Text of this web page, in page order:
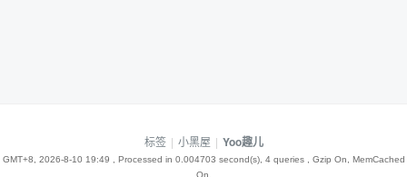
标签 | 小黑屋 | Yoo趣儿
GMT+8, 2026-8-10 19:49 , Processed in 0.004703 second(s), 4 queries , Gzip On, MemCached
On.